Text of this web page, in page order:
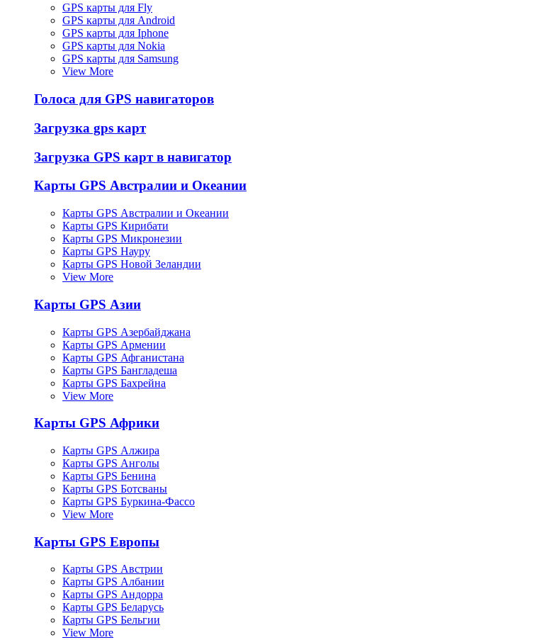
GPS карты для Fly
GPS карты для Android
GPS карты для Iphone
GPS карты для Nokia
GPS карты для Samsung
View More
Голоса для GPS навигаторов
Загрузка gps карт
Загрузка GPS карт в навигатор
Карты GPS Австралии и Океании
Карты GPS Австралии и Океании
Карты GPS Кирибати
Карты GPS Микронезии
Карты GPS Науру
Карты GPS Новой Зеландии
View More
Карты GPS Азии
Карты GPS Азербайджана
Карты GPS Армении
Карты GPS Афганистана
Карты GPS Бангладеша
Карты GPS Бахрейна
View More
Карты GPS Африки
Карты GPS Алжира
Карты GPS Анголы
Карты GPS Бенина
Карты GPS Ботсваны
Карты GPS Буркина-Фассо
View More
Карты GPS Европы
Карты GPS Австрии
Карты GPS Албании
Карты GPS Андорра
Карты GPS Беларусь
Карты GPS Бельгии
View More